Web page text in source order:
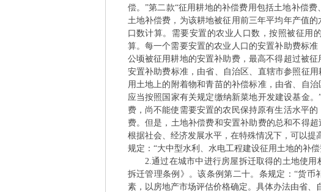
偿。”第二款“征用耕地的补偿费用包括土地补偿
土地补偿费，为该耕地被征用前三年平均年产值
口数计算。需要安置的农业人口数，按照被征用
算。每一个需要安置的农业人口的安置补助费标
公顷被征用耕地的安置补助费，最高不得超过被
安置补助费标准，由省、自治区、直辖市参照征
用土地上的附着物和青苗的补偿标准，由省、自
应当按照国家有关规定缴纳新菜地开发建设基金
费，尚不能使需要安置的农民保持原有生活水平
费。但是，土地补偿费和安置补助费的总和不得
根据社会、经济发展水平，在特殊情况下，可以
规定：“大中型水利、水电工程建设征用土地的补
2.通过在城市中进行房屋拆迁取得的土地使用
拆迁管理条例》。该条例第二十。条规定：“货
素，以房地产市场评估价格确定。具体办法由省、